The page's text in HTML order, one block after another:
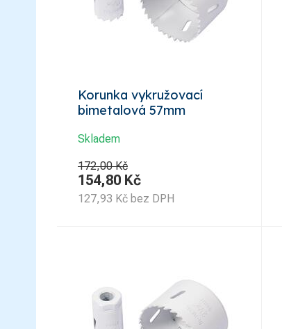
Korunka vykružovací
bimetalová 57mm
Skladem
172,00 Kč
154,80 Kč
127,93 Kč bez DPH